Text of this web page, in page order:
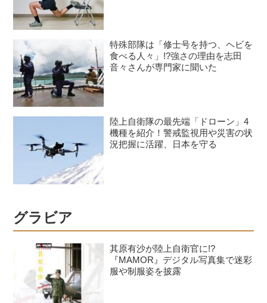
特殊部隊は「修士号を持つ、ヘビを
食べる人々」!?強さの理由を志田
音々さんが専門家に聞いた
陸上自衛隊の最先端「ドローン」4
機種を紹介！警戒監視用や災害の状
況把握に活躍、日本を守る
グラビア
其原有沙が陸上自衛官に!?
『MAMOR』デジタル写真集で迷彩
服や制服姿を披露